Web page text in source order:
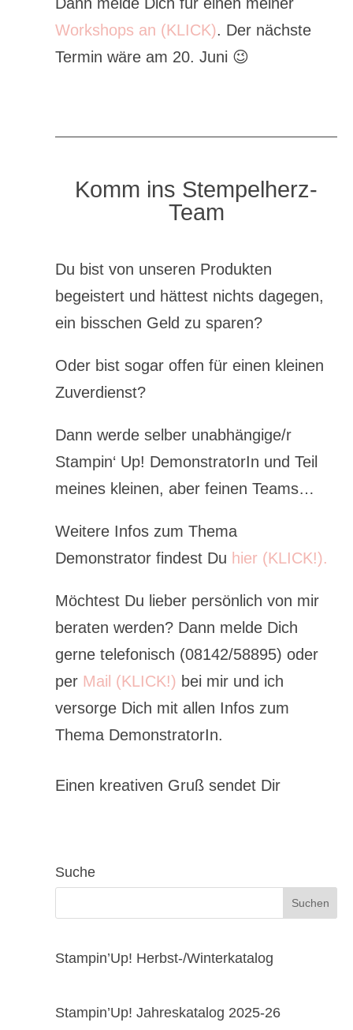
Workshops an (KLICK). Der nächste
Termin wäre am 20. Juni 😉
Komm ins Stempelherz-
Team
Du bist von unseren Produkten
begeistert und hättest nichts dagegen,
ein bisschen Geld zu sparen?
Oder bist sogar offen für einen kleinen
Zuverdienst?
Dann werde selber unabhängige/r
Stampin‘ Up! DemonstratorIn und Teil
meines kleinen, aber feinen Teams…
Weitere Infos zum Thema
Demonstrator findest Du hier (KLICK!).
Möchtest Du lieber persönlich von mir
beraten werden? Dann melde Dich
gerne telefonisch (08142/58895) oder
per Mail (KLICK!) bei mir und ich
versorge Dich mit allen Infos zum
Thema DemonstratorIn.
Einen kreativen Gruß sendet Dir
Suche
Stampin’Up! Herbst-/Winterkatalog
Stampin’Up! Jahreskatalog 2025-26